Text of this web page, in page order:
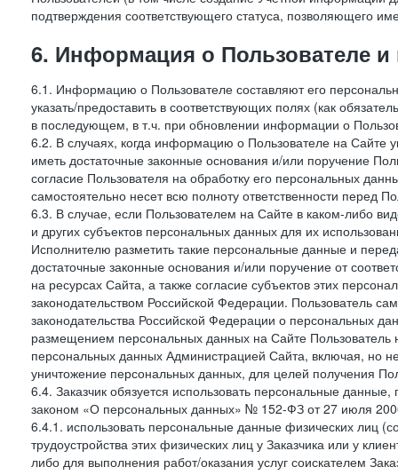
подтверждения соответствующего статуса, позволяющего
6. Информация о Пользователе
6.1. Информацию о Пользователе составляют его
указать/предоставить в соответствующих полях (как
в последующем, в т.ч. при обновлении информации о
6.2. В случаях, когда информацию о Пользователе на Сайте
иметь достаточные законные основания и/или поручение
согласие Пользователя на обработку его персональных
самостоятельно несет всю полноту ответственности перед
6.3. В случае, если Пользователем на Сайте в каком-либо
и других субъектов персональных данных для их
Исполнителю разметить такие персональные данные и
достаточные законные основания и/или поручение от
на ресурсах Сайта, а также согласие субъектов этих
законодательством Российской Федерации. Пользователь
законодательства Российской Федерации о персональных
размещением персональных данных на Сайте Пользователь
персональных данных Администрацией Сайта, включая, но
уничтожение персональных данных, для целей получения
6.4. Заказчик обязуется использовать персональные
законом «О персональных данных» № 152-ФЗ от 27 июля
6.4.1. использовать персональные данные физических лиц
трудоустройства этих физических лиц у Заказчика или у
либо для выполнения работ/оказания услуг соискателем